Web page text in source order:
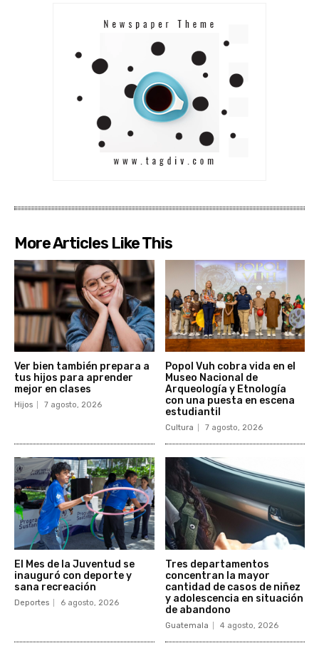
More Articles Like This
Ver bien también prepara a
tus hijos para aprender
mejor en clases
Hijos 7 agosto, 2026
Popol Vuh cobra vida en el
Museo Nacional de
Arqueología y Etnología
con una puesta en escena
estudiantil
Cultura 7 agosto, 2026
El Mes de la Juventud se
inauguró con deporte y
sana recreación
Deportes 6 agosto, 2026
Tres departamentos
concentran la mayor
cantidad de casos de niñez
y adolescencia en situación
de abandono
Guatemala 4 agosto, 2026